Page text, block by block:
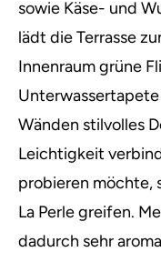
sowie Käse- und
lädt die Terrasse
Innenraum grüne
Wänden stilvolles
Leichtigkeit
probieren möchte,
La Perle greifen.
dadurch sehr